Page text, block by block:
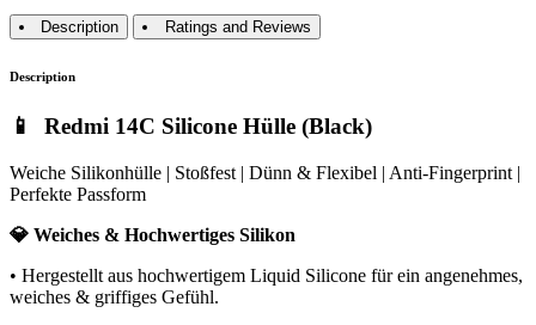
Description Ratings and Reviews
Description
📱 Redmi 14C Silicone Hülle (Black)
Weiche Silikonhülle | Stoßfest | Dünn & Flexibel | Anti-Fingerprint |
Perfekte Passform
💎 Weiches & Hochwertiges Silikon
• Hergestellt aus hochwertigem Liquid Silicone für ein angenehmes,
weiches & griffiges Gefühl.